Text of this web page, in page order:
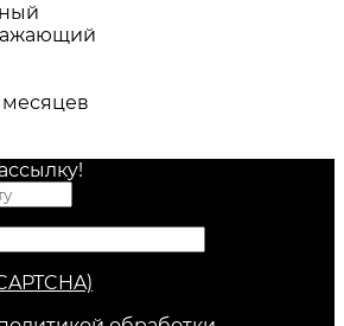
месяцев